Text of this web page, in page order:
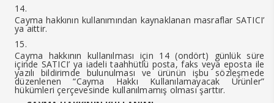
Cayma hakkının kullanımından kaynaklanan masraflar SATICI’
ya aittir.
Cayma hakkının kullanılması için 14 (ondört) günlük süre
içinde SATICI’ ya iadeli taahhütlü posta, faks veya eposta ile
yazılı bildirimde bulunulması ve ürünün işbu sözleşmede
düzenlenen “Cayma Hakkı Kullanılamayacak Ürünler”
hükümleri çerçevesinde kullanılmamış olması şarttır.